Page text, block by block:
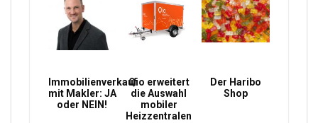
Immobilienverkauf
mit Makler: JA
oder NEIN!
Qio erweitert
die Auswahl
mobiler
Heizzentralen
Der Haribo
Shop